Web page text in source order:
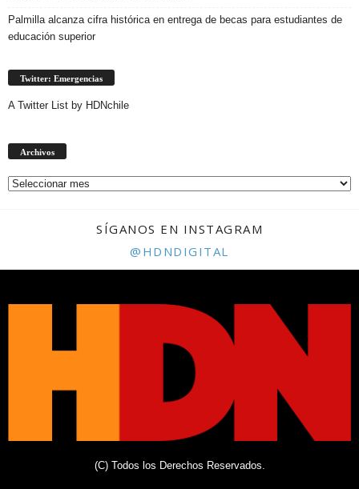
Palmilla alcanza cifra histórica en entrega de becas para estudiantes de
educación superior
Twitter: Emergencias
A Twitter List by HDNchile
Archivos
SÍGANOS EN INSTAGRAM
@HDNDIGITAL
(C) Todos los Derechos Reservados.